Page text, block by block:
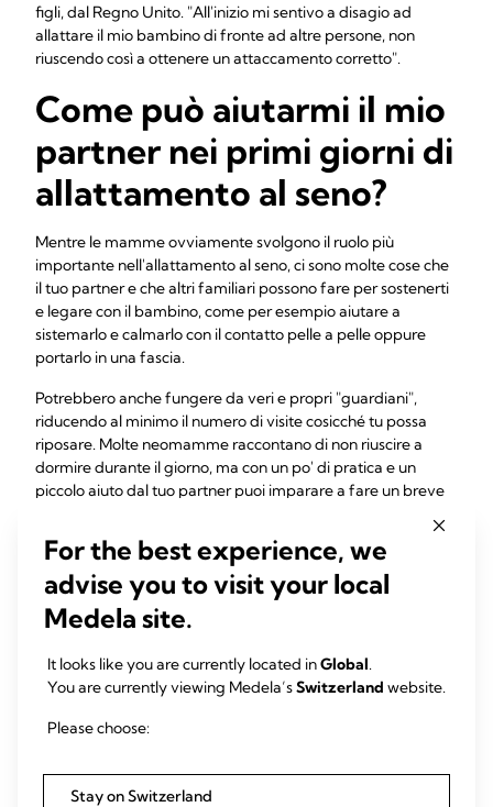
figli, dal Regno Unito. "All'inizio mi sentivo a disagio ad
allattare il mio bambino di fronte ad altre persone, non
riuscendo così a ottenere un attaccamento corretto".
Come può aiutarmi il mio
partner nei primi giorni di
allattamento al seno?
Mentre le mamme ovviamente svolgono il ruolo più
importante nell'allattamento al seno, ci sono molte cose che
il tuo partner e che altri familiari possono fare per sostenerti
e legare con il bambino, come per esempio aiutare a
sistemarlo e calmarlo con il contatto pelle a pelle oppure
portarlo in una fascia.
Potrebbero anche fungere da veri e propri "guardiani",
riducendo al minimo il numero di visite cosicché tu possa
riposare. Molte neomamme raccontano di non riuscire a
dormire durante il giorno, ma con un po' di pratica e un
piccolo aiuto dal tuo partner puoi imparare a fare un breve
buia e tranquilla e rimuovi eventuali schermi digitali o
telefoni cellulari. Anche se ti sdrai soltanto per 20 minuti in
tranquillità, senza distrazioni, mentre il tuo partner si prende
cura del tuo bambino il tuo corpo riesce a riposarsi. Dopo un
po' di pratica dovresti rilassarti e riuscire a dormire.
"Non avrei potuto superare quei primi giorni senza mio
marito", racconta Kate, due figli, dal Regno Unito. "Con
ogni poppata, cambiava i pannolini e le rimetteva a dormire
del mattino, la portava al piano di sotto e la coccolava".
For the best experience, we
advise you to visit your local
Medela site.
It looks like you are currently located inGlobal.
You are currently viewing Medela’sSwitzerland website.
Please choose:
Stay on Switzerland